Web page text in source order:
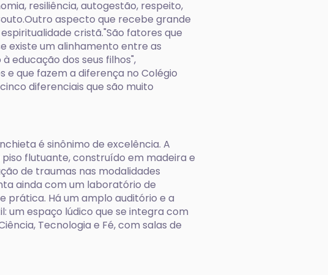
resiliência, autogestão, respeito,
aspecto que recebe grande
cristã."São fatores que
existe um alinhamento entre as
educação dos seus filhos",
que fazem a diferença no Colégio
diferenciais que são muito
é sinônimo de excelência. A
flutuante, construído em madeira e
de traumas nas modalidades
ainda com um laboratório de
prática. Há um amplo auditório e a
um espaço lúdico que se integra com
Tecnologia e Fé, com salas de